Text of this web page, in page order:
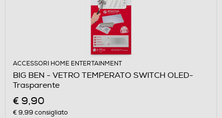
ACCESSORI HOME ENTERTAINMENT
BIG BEN - VETRO TEMPERATO SWITCH OLED-
Trasparente
€ 9,90
€ 9,99 consigliato